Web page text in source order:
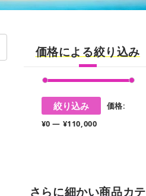
価格による絞り込み
低
高
絞り込み
価格:
¥0 — ¥110,000
さらに細かい商品カテ